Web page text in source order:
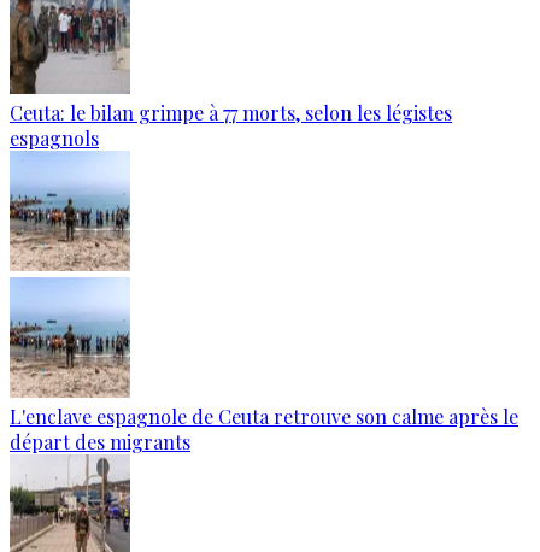
Ceuta: le bilan grimpe à 77 morts, selon les légistes
espagnols
L'enclave espagnole de Ceuta retrouve son calme après le
départ des migrants